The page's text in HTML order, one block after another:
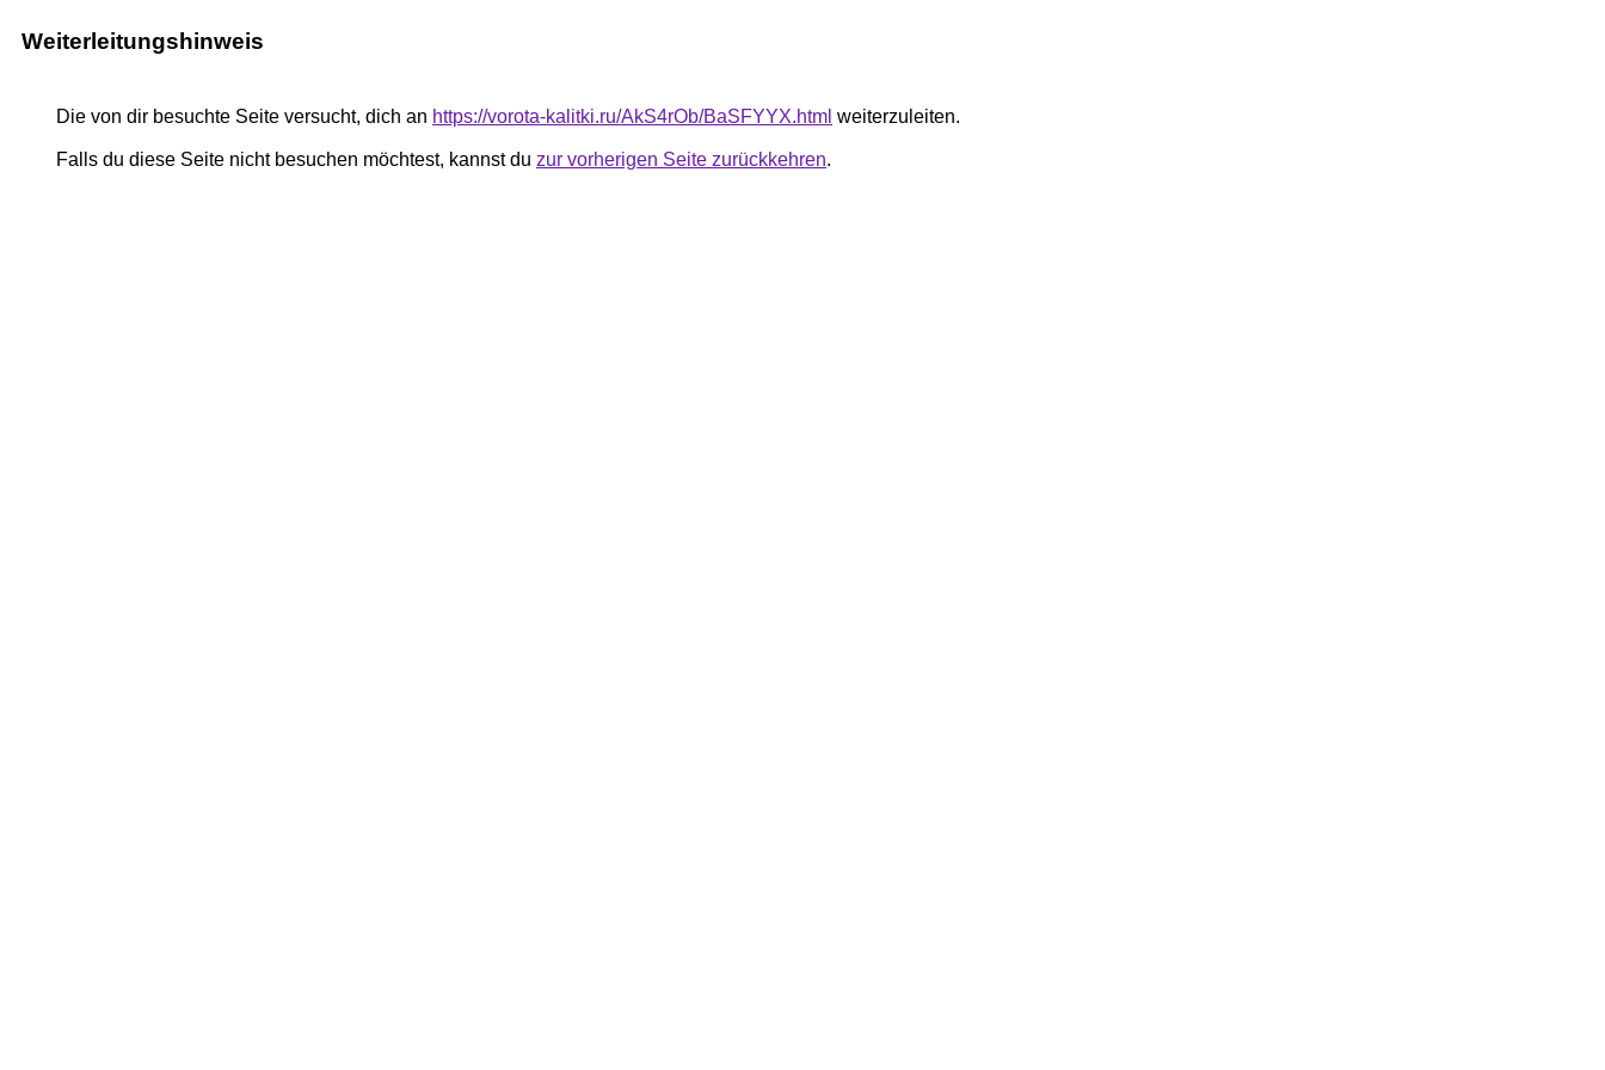
Weiterleitungshinweis
Die von dir besuchte Seite versucht, dich an https://vorota-kalitki.ru/AkS4rOb/BaSFYYX.html weiterzuleiten.
Falls du diese Seite nicht besuchen möchtest, kannst du zur vorherigen Seite zurückkehren.